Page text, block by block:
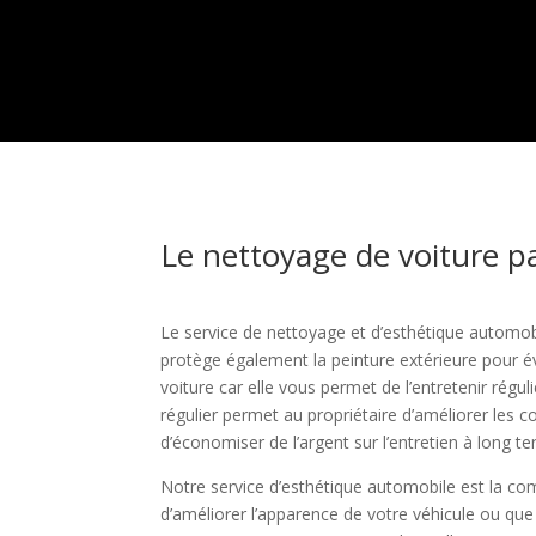
Le nettoyage de voiture
Le service de nettoyage et d’esthétique
protège également la peinture extérieure pour
voiture car elle vous permet de l’entretenir
régulier permet au propriétaire d’améliorer les
d’économiser de l’argent sur l’entretien à long
Notre service d’esthétique automobile est la
d’améliorer l’apparence de votre véhicule ou